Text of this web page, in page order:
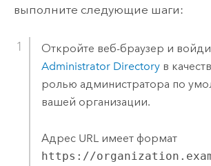
выполните следующие шаги:
Откройте веб-браузер и
Administrator Directoryв
ролью администратора по
вашей организации.
Адрес URL имеет формат
https://